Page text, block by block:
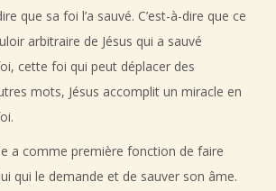
que sa foi l’a sauvé. C’est-à-dire que ce
arbitraire de Jésus qui a sauvé
cette foi qui peut déplacer des
mots, Jésus accomplit un miracle en
a comme première fonction de faire
qui le demande et de sauver son âme.